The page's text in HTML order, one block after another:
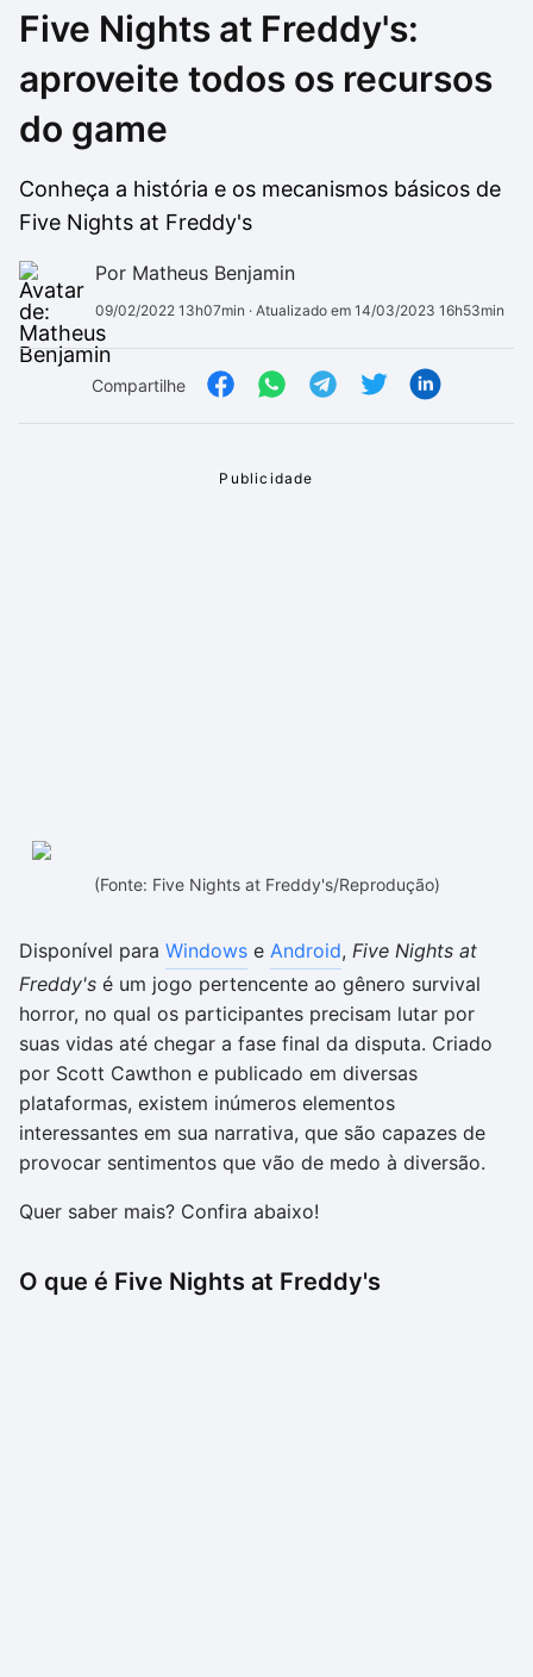
Drivers
Ver mais
Outros
Ver mais
Five Nights at Freddy's:
aproveite todos os recursos
do game
Conheça a história e os mecanismos básicos de
Five Nights at Freddy's
Por Matheus Benjamin
09/02/2022 13h07min · Atualizado em 14/03/2023 16h53min
Compartilhe
(Fonte: Five Nights at Freddy's/Reprodução)
Disponível para Windows e Android, Five Nights at
Freddy's é um jogo pertencente ao gênero survival
horror, no qual os participantes precisam lutar por
suas vidas até chegar a fase final da disputa. Criado
por Scott Cawthon e publicado em diversas
plataformas, existem inúmeros elementos
interessantes em sua narrativa, que são capazes de
provocar sentimentos que vão de medo à diversão.
Quer saber mais? Confira abaixo!
O que é Five Nights at Freddy's